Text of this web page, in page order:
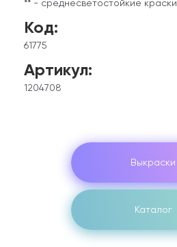
** - среднесветостойкие краски
Код:
61775
Артикул:
1204708
Выкраски
Каталог